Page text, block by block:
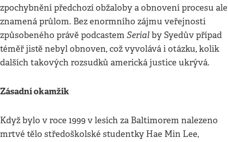
zpochybnění předchozí obžaloby a obnovení procesu ale
znamená průlom. Bez enormního zájmu veřejnosti
způsobeného právě podcastem Serialby Syedův případ
téměř jistě nebyl obnoven, což vyvolává i otázku, kolik
dalších takových rozsudků americká justice ukrývá.
Zásadní okamžik
Když bylo v roce 1999 v lesích za Baltimorem nalezeno
mrtvé tělo středoškolské studentky Hae Min Lee,